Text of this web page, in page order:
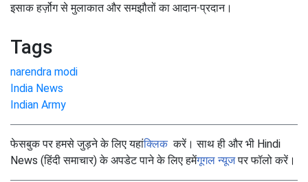
इसाक हर्ज़ोग से मुलाकात और समझौतों का आदान-प्रदान।
Tags
narendra modi
India News
Indian Army
फेसबुक पर हमसे जुड़ने के लिए यहांक्लिककरें। साथ ही और भी Hindi
News (हिंदी समाचार) के अपडेट पाने के लिए हमेंगूगल न्यूजपर फॉलो करें।